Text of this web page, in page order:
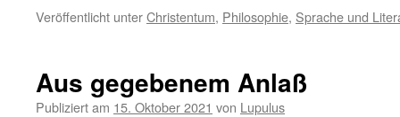
Veröffentlicht unterChristentum, Philosophie, Sprache und
Aus gegebenem Anlaß
Publiziert am 15. Oktober 2021 von Lupulus